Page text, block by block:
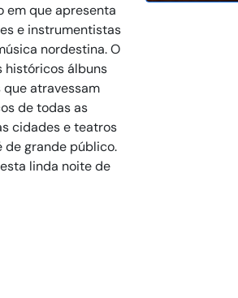
em que apresenta
e instrumentistas
nordestina. O
históricos álbuns
que atravessam
de todas as
cidades e teatros
de grande público.
linda noite de